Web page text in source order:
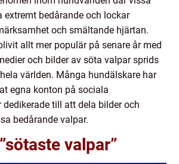
extremt bedårande och lockar
och smältande hjärtan.
allt mer populär på senare år med
och bilder av söta valpar sprids
världen. Många hundälskare har
egna konton på sociala
till att dela bilder och
bedårande valpar.
valpar”